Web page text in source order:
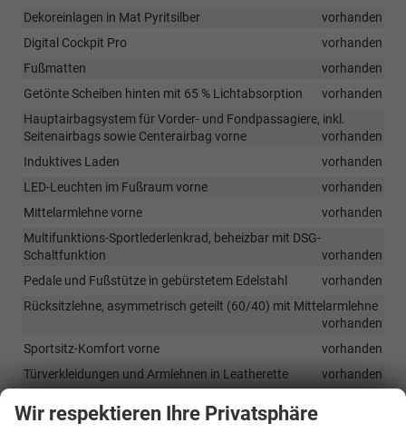
Dekoreinlagen in Mat Pyritsilber
vorhanden
Digital Cockpit Pro
vorhanden
Fußmatten
vorhanden
Getönte Scheiben hinten mit 65 % Lichtabsorption
vorhanden
Hauptairbagsystem für Vorder- und Fondpassagiere, inkl.
Seitenairbags sowie Centerairbag vorne
vorhanden
Induktives Laden
vorhanden
LED-Leuchten im Fußraum vorne
vorhanden
Mittelarmlehne vorne
vorhanden
Multifunktions-Sportlederlenkrad, beheizbar mit DSG-
Schaltfunktion
vorhanden
Pedale und Fußstütze in gebürstetem Edelstahl
vorhanden
Rücksitzlehne, asymmetrisch geteilt (60/40) mit Mittelarmlehne
vorhanden
Sportsitz-Komfort vorne
vorhanden
Türverkleidungen und Armlehnen in Leatherette
vorhanden
Vordersitze mit elektrisch verstellbarer Lendenstütze
Wir respektieren Ihre Privatsphäre